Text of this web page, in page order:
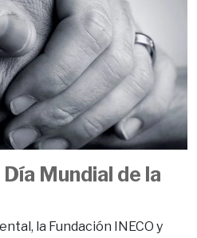
Mundial de la
la Fundación INECO y